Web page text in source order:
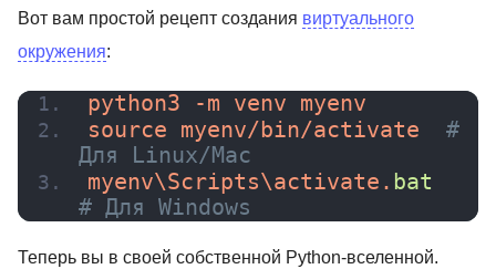
Вот вам простой рецепт создания виртуального
окружения:
python3 -m venv myenv
source myenv/bin/activate #
Для Linux/Mac
myenv\Scripts\activate. bat
# Для Windows
Теперь вы в своей собственной Python-вселенной.